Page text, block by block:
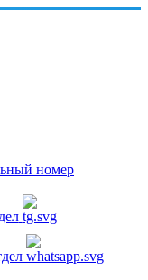
номер